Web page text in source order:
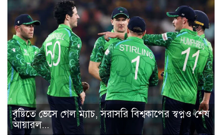
বৃষ্টিতে ভেসে গেল ম্যাচ, সরাসরি বিশ্বকাপের স্বপ্নও শেষ
আয়ারল...